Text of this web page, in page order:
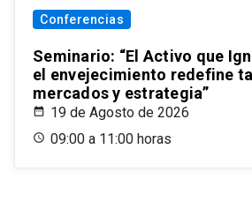
Conferencias
Seminario: “El Activo que
el envejecimiento redefine
mercados y estrategia”
19 de Agosto de 2026
09:00 a 11:00 horas